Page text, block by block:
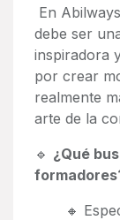
En
debe ser
inspiradora
por crear
realmente
arte de la
🔹 ¿Qué
🔸